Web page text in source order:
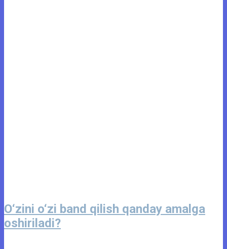
O‘zini o‘zi band qilish qanday amalga
oshiriladi?